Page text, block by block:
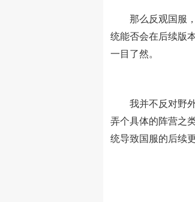
那么反观国服，
统能否会在后续版
一目了然。
我并不反对野外
弄个具体的阵营之
统导致国服的后续